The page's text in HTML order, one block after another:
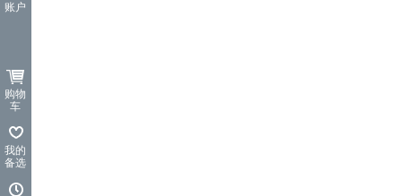
账户
购物
车
我的
备选